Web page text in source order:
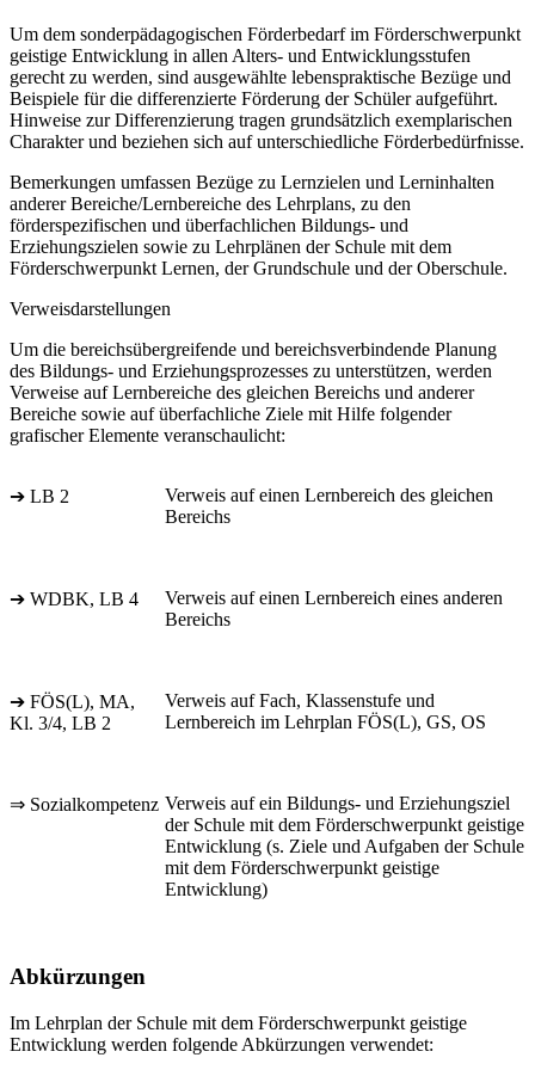
Um dem sonderpädagogischen Förderbedarf im Förderschwerpunkt
geistige Entwicklung in allen Alters- und Entwicklungsstufen
gerecht zu werden, sind ausgewählte lebenspraktische Bezüge und
Beispiele für die differenzierte Förderung der Schüler aufgeführt.
Hinweise zur Differenzierung tragen grundsätzlich exemplarischen
Charakter und beziehen sich auf unterschiedliche Förderbedürfnisse.
Bemerkungen umfassen Bezüge zu Lernzielen und Lerninhalten
anderer Bereiche/Lernbereiche des Lehrplans, zu den
förderspezifischen und überfachlichen Bildungs- und
Erziehungszielen sowie zu Lehrplänen der Schule mit dem
Förderschwerpunkt Lernen, der Grundschule und der Oberschule.
Verweisdarstellungen
Um die bereichsübergreifende und bereichsverbindende Planung
des Bildungs- und Erziehungsprozesses zu unterstützen, werden
Verweise auf Lernbereiche des gleichen Bereichs und anderer
Bereiche sowie auf überfachliche Ziele mit Hilfe folgender
grafischer Elemente veranschaulicht:
➔ LB 2
Verweis auf einen Lernbereich des gleichen
Bereichs
➔ WDBK, LB 4
Verweis auf einen Lernbereich eines anderen
Bereichs
➔ FÖS(L), MA,
Kl. 3/4, LB 2
Verweis auf Fach, Klassenstufe und
Lernbereich im Lehrplan FÖS(L), GS, OS
⇒ Sozialkompetenz Verweis auf ein Bildungs- und Erziehungsziel
der Schule mit dem Förderschwerpunkt geistige
Entwicklung (s. Ziele und Aufgaben der Schule
mit dem Förderschwerpunkt geistige
Entwicklung)
Abkürzungen
Im Lehrplan der Schule mit dem Förderschwerpunkt geistige
Entwicklung werden folgende Abkürzungen verwendet: